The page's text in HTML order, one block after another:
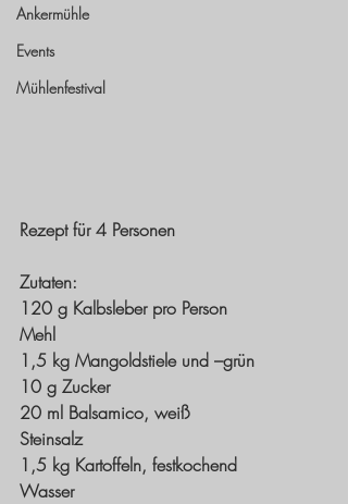
Ankermühle
Events
Mühlenfestival
Rezept für 4 Personen
Zutaten:
120 g Kalbsleber pro Person
Mehl
1,5 kg Mangoldstiele und –grün
10 g Zucker
20 ml Balsamico, weiß
Steinsalz
1,5 kg Kartoffeln, festkochend
Wasser